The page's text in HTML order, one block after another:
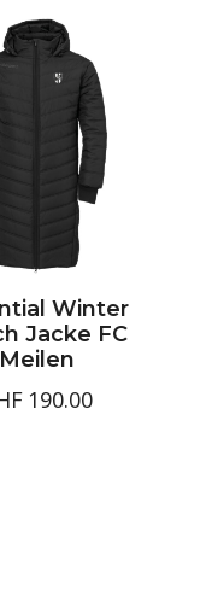
Winter
Jacke FC
Meilen
190.00